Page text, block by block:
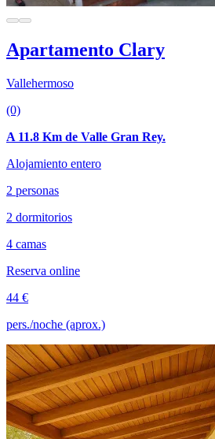
Apartamento Clary
Vallehermoso
(0)
A 11.8 Km de Valle Gran Rey.
Alojamiento entero
2 personas
2 dormitorios
4 camas
Reserva online
44 €
pers./noche (aprox.)